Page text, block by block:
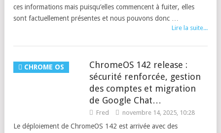
ces informations mais puisqu’elles commencent à fuiter, elles
sont factuellement présentes et nous pouvons donc …
Lire la suite...
CHROME OS
ChromeOS 142 release :
sécurité renforcée, gestion
des comptes et migration
de Google Chat…
Fred novembre 14, 2025, 10:28
Le déploiement de ChromeOS 142 est arrivée avec des